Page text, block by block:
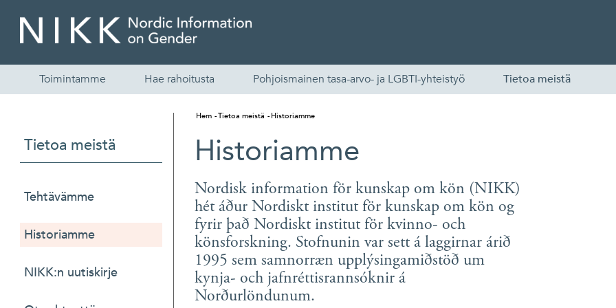
English
Skandinaviska
Toimintamme Hae rahoitusta Pohjoismainen tasa-arvo- ja LGBTI-yhteistyö Tietoa meistä
Tietoa meistä
Tehtävämme
Historiamme
NIKK:n uutiskirje
Hem Tietoa meistä Historiamme
Historiamme
Nordisk information för kunskap om kön (NIKK)
hét áður Nordiskt institut för kunskap om kön og
fyrir það Nordiskt institut för kvinno- och
könsforskning. Stofnunin var sett á laggirnar árið
1995 sem samnorræn upplýsingamiðstöð um
kynja- och jafnréttisrannsóknir á
Norðurlöndunum.